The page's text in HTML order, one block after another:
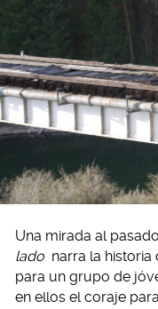
Una mirada al
lado narra la historia
para un grupo de
en ellos el coraje